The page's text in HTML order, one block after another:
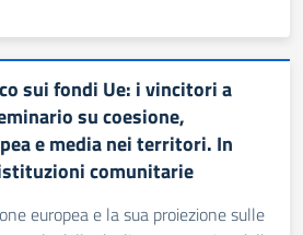
sui fondi Ue: i vincitori a
su coesione,
e media nei territori. In
comunitarie
europea e la sua proiezione sulle